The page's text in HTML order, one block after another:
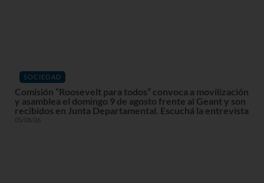
SOCIEDAD
Comisión “Roosevelt para todos” convoca a movilización
y asamblea el domingo 9 de agosto frente al Geant y son
recibidos en Junta Departamental. Escuchá la entrevista
05/08/26